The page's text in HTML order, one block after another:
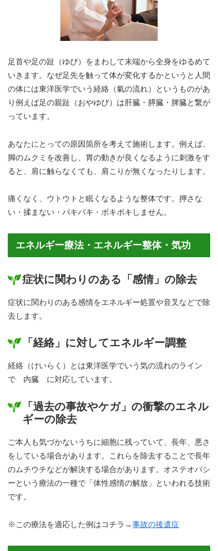
足首や足の趾（ゆび）をまわして末端から全身をゆるめて
いきます。なぜ足先を触って体が変化するかというと人間
の体には東洋医学でいう経絡（氣の流れ）というものがあ
り例えば足の親趾（おやゆび）は肝臓・膵臓・脾臓と繋が
っています。
あなたにとっての原因箇所を考えて施術します。例えば、
脚のムクミを改善し、胃の動きが良くなるように刺激をす
ると、肩に触らなくても、肩こりが無くなったりします。
痛くなく、ウトウトと眠くなるような整体です。押さな
い・揉まない・バキバキ・ボキボキしません。
エネルギー療法・エネルギー整体・気功
症状に関わりのある「感情」の除去
症状に関わりのある感情をエネルギー処置や音叉などで除
去します。
「経絡」に対してエネルギー調整
経絡（けいらく）とは東洋医学でいう気の流れのライン
で 内臓 に対応しています。
「過去の事故やケガ」の衝撃のエネル
ギーの除去
ご本人も気づかないうちに細胞に残っていて、長年、悪さ
をしている場合があります。これらを除去することで長年
のムチウチなどが解決する場合があります。オステオパシ
ーという療法の一種で「体性感情の解放」といわれる技術
です。
※この療法を適応した例はコチラ→事故の後遺症